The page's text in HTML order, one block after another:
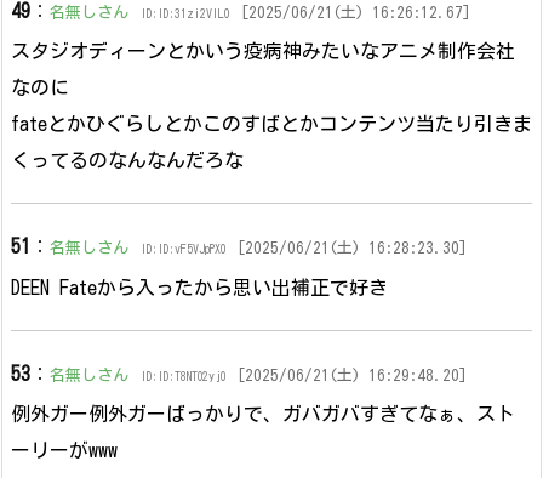
49 ： 名無しさん ID:ID:31zi2VlL0 [2025/06/21(土) 16:26:12.67]
スタジオディーンとかいう疫病神みたいなアニメ制作会社
なのに
fateとかひぐらしとかこのすばとかコンテンツ当たり引きま
くってるのなんなんだろな
51 ： 名無しさん ID:ID:vF5VJpPX0 [2025/06/21(土) 16:28:23.30]
DEEN Fateから入ったから思い出補正で好き
53 ： 名無しさん ID:ID:T8NTO2yj0 [2025/06/21(土) 16:29:48.20]
例外ガー例外ガーばっかりで、ガバガバすぎてなぁ、スト
ーリーがwww